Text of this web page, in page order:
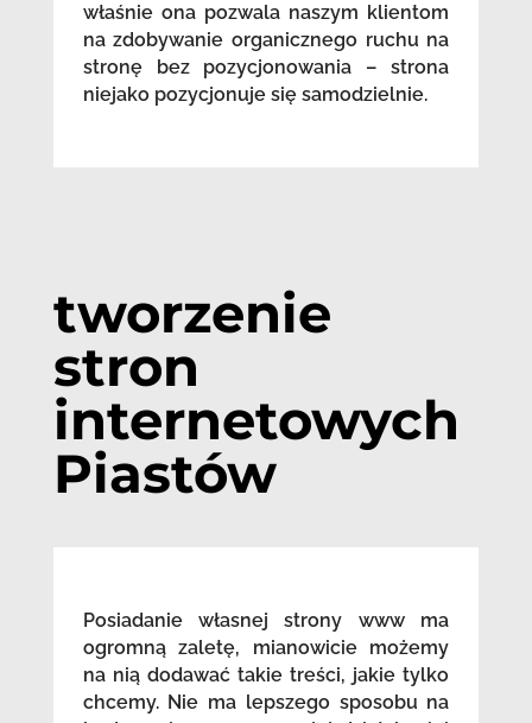
właśnie ona pozwala naszym klientom
na zdobywanie organicznego ruchu na
stronę bez pozycjonowania – strona
niejako pozycjonuje się samodzielnie.
tworzenie
stron
internetowych
Piastów
Posiadanie własnej strony www ma
ogromną zaletę, mianowicie możemy
na nią dodawać takie treści, jakie tylko
chcemy. Nie ma lepszego sposobu na